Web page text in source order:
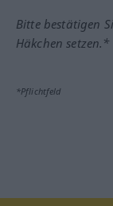
Bitte bestätigen
Häkchen setzen.*
*Pflichtfeld